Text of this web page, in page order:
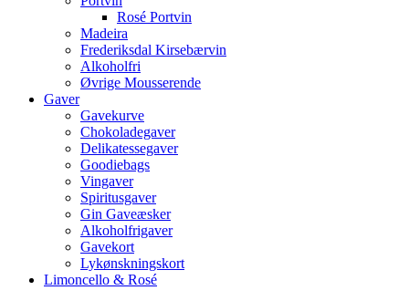
Rosé Portvin
Madeira
Frederiksdal Kirsebærvin
Alkoholfri
Øvrige Mousserende
Gaver
Gavekurve
Chokoladegaver
Delikatessegaver
Goodiebags
Vingaver
Spiritusgaver
Gin Gaveæsker
Alkoholfrigaver
Gavekort
Lykønskningskort
Limoncello & Rosé